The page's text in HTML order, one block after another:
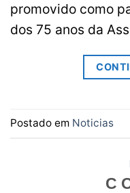
promovido como
dos 75 anos da
Postado em Noticias
C